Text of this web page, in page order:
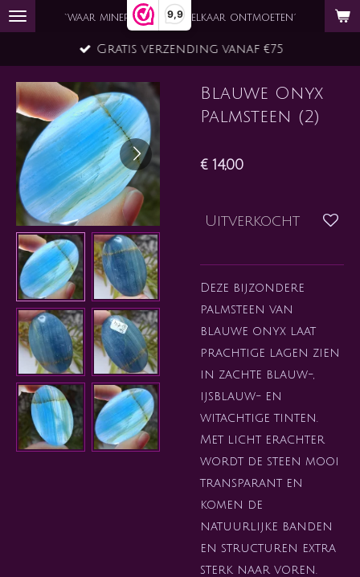
9,9
Ga
de
hoofdinhoud
`waar mineraal en ziel elkaar ontmoeten´
Gratis verzending vanaf €75
Blauwe Onyx
Palmsteen (2)
€ 14,00
Uitverkocht
Deze bijzondere
palmsteen van
blauwe onyx laat
prachtige lagen zien
in zachte blauw-,
ijsblauw- en
witachtige tinten.
Met licht erachter
wordt de steen mooi
transparant en
komen de
natuurlijke banden
en structuren extra
sterk naar voren.